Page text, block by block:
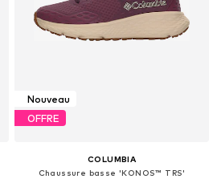
Nouveau
OFFRE
COLUMBIA
Chaussure basse 'KONOS™ TRS'